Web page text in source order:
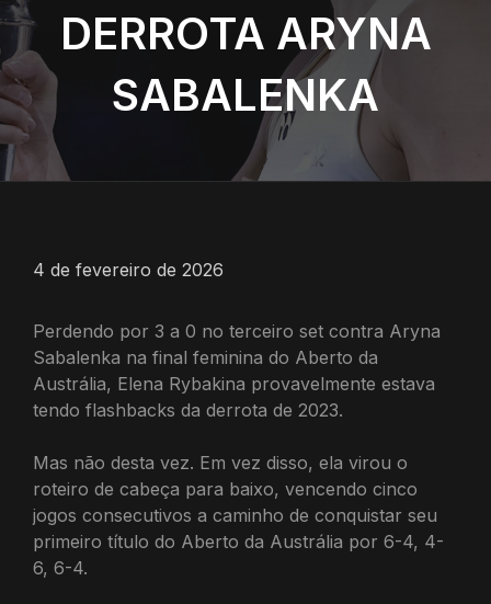
DERROTA ARYNA
SABALENKA
4 de fevereiro de 2026
Perdendo por 3 a 0 no terceiro set contra Aryna
Sabalenka na final feminina do Aberto da
Austrália, Elena Rybakina provavelmente estava
tendo flashbacks da derrota de 2023.
Mas não desta vez. Em vez disso, ela virou o
roteiro de cabeça para baixo, vencendo cinco
jogos consecutivos a caminho de conquistar seu
primeiro título do Aberto da Austrália por 6-4, 4-
6, 6-4.